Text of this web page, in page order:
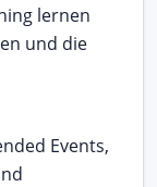
lernen
und die
Events,